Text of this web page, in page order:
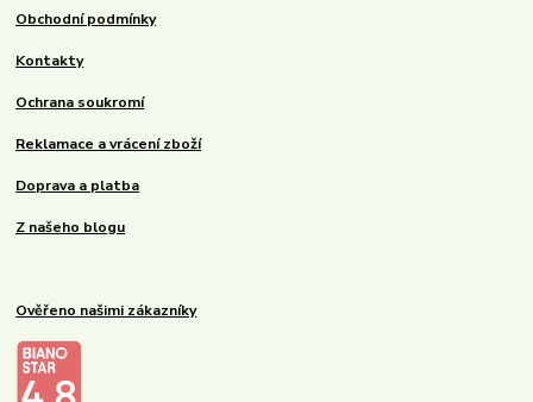
Obchodní podmínky
Kontakty
Ochrana soukromí
Reklamace a vrácení zboží
Doprava a platba
Z našeho blogu
Ověřeno našimi zákazníky